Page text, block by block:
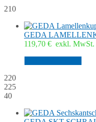
210
GEDA
119,70 € exkl. MwSt.
220
225
40